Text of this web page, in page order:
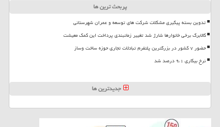
پربحث ترین ها
تدوین بسته پیگیری مشکلات شرکت های توسعه و عمران شهرستانی
کالابرگ برخی خانوارها شارژ شد تغییر زمانبندی پرداخت این کمک معیشت
حضور ۷ کشور در بزرگترین پلتفرم تبادلات تجاری حوزه ساخت وساز
نرخ بیکاری ۹،۱ درصد شد
جدیدترین ها